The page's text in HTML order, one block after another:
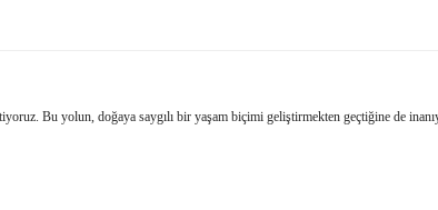
Bu yolun, doğaya saygılı bir yaşam biçimi geliştirmekten geçtiğine de